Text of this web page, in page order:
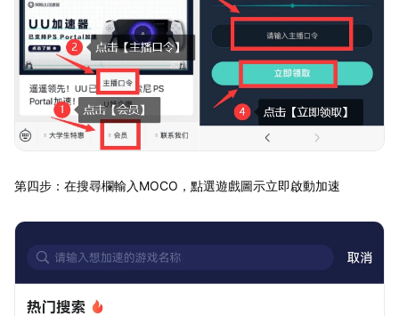
第四步：在搜尋欄輸入MOCO，點選遊戲圖示立即啟動加速